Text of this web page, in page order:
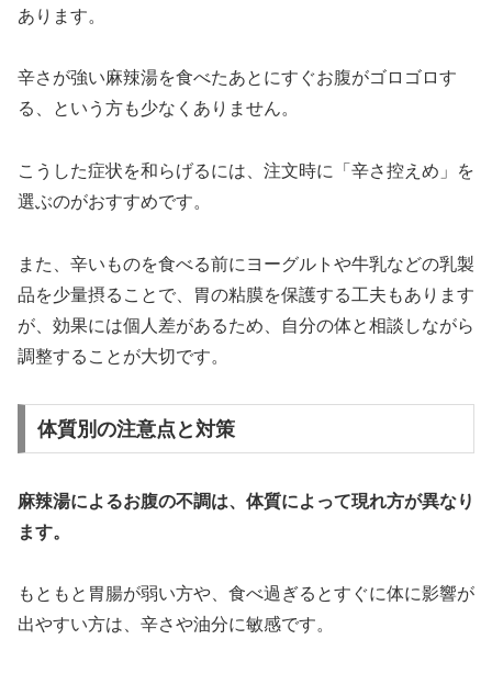
あります。
辛さが強い麻辣湯を食べたあとにすぐお腹がゴロゴロす
る、という方も少なくありません。
こうした症状を和らげるには、注文時に「辛さ控えめ」を
選ぶのがおすすめです。
また、辛いものを食べる前にヨーグルトや牛乳などの乳製
品を少量摂ることで、胃の粘膜を保護する工夫もあります
が、効果には個人差があるため、自分の体と相談しながら
調整することが大切です。
体質別の注意点と対策
麻辣湯によるお腹の不調は、体質によって現れ方が異なり
ます。
もともと胃腸が弱い方や、食べ過ぎるとすぐに体に影響が
出やすい方は、辛さや油分に敏感です。